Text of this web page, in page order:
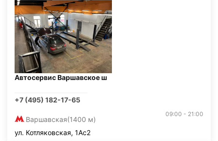
Автосервис Варшавское ш
+7 (495) 182-17-65
Варшавская(1400 м)
09:00 - 21:00
ул. Котляковская, 1Ас2